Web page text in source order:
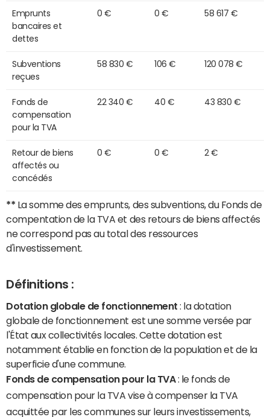
Emprunts
bancaires et
dettes
0 € 0 € 58 617 €
Subventions
reçues
58 830 € 106 € 120 078 €
Fonds de
compensation
pour la TVA
22 340 € 40 € 43 830 €
Retour de biens
affectés ou
concédés
0 € 0 € 2 €
** La somme des emprunts, des subventions, du Fonds de
compentation de la TVA et des retours de biens affectés
ne correspond pas au total des ressources
d'investissement.
Définitions :
Dotation globale de fonctionnement : la dotation
globale de fonctionnement est une somme versée par
l'État aux collectivités locales. Cette dotation est
notamment établie en fonction de la population et de la
superficie d'une commune.
Fonds de compensation pour la TVA: le fonds de
compensation pour la TVA vise à compenser la TVA
acquittée par les communes sur leurs investissements,